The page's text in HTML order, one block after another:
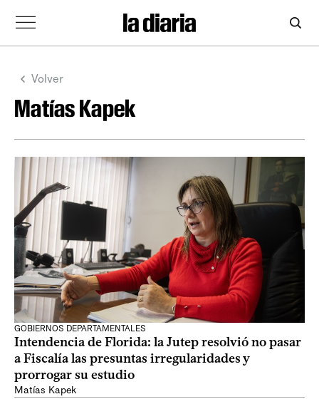
Volver
Matías Kapek
GOBIERNOS DEPARTAMENTALES
Intendencia de Florida: la Jutep resolvió no pasar
a Fiscalía las presuntas irregularidades y
prorrogar su estudio
Matías Kapek